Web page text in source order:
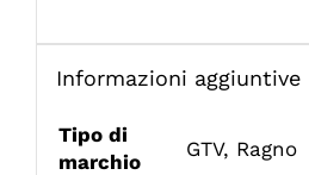
Informazioni aggiuntive
Tipo di
marchio
GTV, Ragno